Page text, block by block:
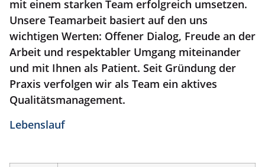
mit einem starken Team erfolgreich umsetzen.
Unsere Teamarbeit basiert auf den uns
wichtigen Werten: Offener Dialog, Freude an der
Arbeit und respektabler Umgang miteinander
und mit Ihnen als Patient. Seit Gründung der
Praxis verfolgen wir als Team ein aktives
Qualitätsmanagement.
Lebenslauf